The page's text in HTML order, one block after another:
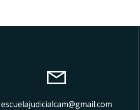
escuelajudicialcam@gmail.com